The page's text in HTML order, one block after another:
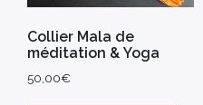
Collier Mala de
méditation & Yoga
50,00€